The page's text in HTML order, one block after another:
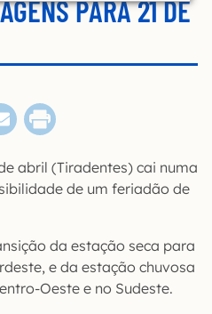
PARA 21 DE
abril (Tiradentes) cai numa
de um feriadão de
da estação seca para
e da estação chuvosa
Oeste e no Sudeste.